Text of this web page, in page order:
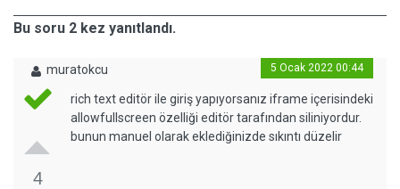
Bu soru 2 kez yanıtlandı.
muratokcu 5 Ocak 2022 00:44
4
rich text editör ile giriş yapıyorsanız iframe içerisindeki
allowfullscreen özelliği editör tarafından siliniyordur.
bunun manuel olarak eklediğinizde sıkıntı düzelir